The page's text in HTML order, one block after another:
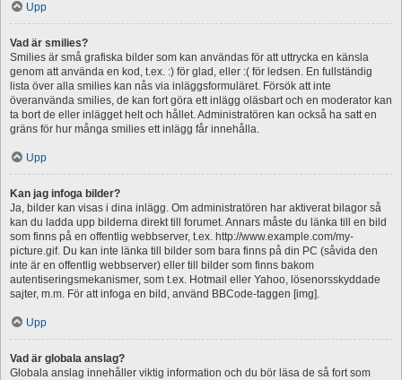
Upp
Vad är smilies?
Smilies är små grafiska bilder som kan användas för att uttrycka en känsla
genom att använda en kod, t.ex. :) för glad, eller :( för ledsen. En fullständig
lista över alla smilies kan nås via inläggsformuläret. Försök att inte
överanvända smilies, de kan fort göra ett inlägg oläsbart och en moderator kan
ta bort de eller inlägget helt och hållet. Administratören kan också ha satt en
gräns för hur många smilies ett inlägg får innehålla.
Upp
Kan jag infoga bilder?
Ja, bilder kan visas i dina inlägg. Om administratören har aktiverat bilagor så
kan du ladda upp bilderna direkt till forumet. Annars måste du länka till en bild
som finns på en offentlig webbserver, t.ex. http://www.example.com/my-
picture.gif. Du kan inte länka till bilder som bara finns på din PC (såvida den
inte är en offentlig webbserver) eller till bilder som finns bakom
autentiseringsmekanismer, som t.ex. Hotmail eller Yahoo, lösenorsskyddade
sajter, m.m. För att infoga en bild, använd BBCode-taggen [img].
Upp
Vad är globala anslag?
Globala anslag innehåller viktig information och du bör läsa de så fort som